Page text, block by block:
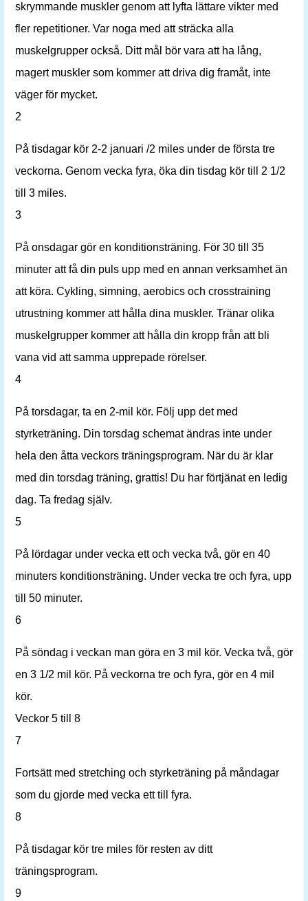
skrymmande muskler genom att lyfta lättare vikter med
fler repetitioner. Var noga med att sträcka alla
muskelgrupper också. Ditt mål bör vara att ha lång,
magert muskler som kommer att driva dig framåt, inte
väger för mycket.
2
På tisdagar kör 2-2 januari /2 miles under de första tre
veckorna. Genom vecka fyra, öka din tisdag kör till 2 1/2
till 3 miles.
3
På onsdagar gör en konditionsträning. För 30 till 35
minuter att få din puls upp med en annan verksamhet än
att köra. Cykling, simning, aerobics och crosstraining
utrustning kommer att hålla dina muskler. Tränar olika
muskelgrupper kommer att hålla din kropp från att bli
vana vid att samma upprepade rörelser.
4
På torsdagar, ta en 2-mil kör. Följ upp det med
styrketräning. Din torsdag schemat ändras inte under
hela den åtta veckors träningsprogram. När du är klar
med din torsdag träning, grattis! Du har förtjänat en ledig
dag. Ta fredag ​​själv.
5
På lördagar under vecka ett och vecka två, gör en 40
minuters konditionsträning. Under vecka tre och fyra, upp
till 50 minuter.
6
På söndag i veckan man göra en 3 mil kör. Vecka två, gör
en 3 1/2 mil kör. På veckorna tre och fyra, gör en 4 mil
kör.
Veckor 5 till 8
7
Fortsätt med stretching och styrketräning på måndagar
som du gjorde med vecka ett till fyra.
8
På tisdagar kör tre miles för resten av ditt
träningsprogram.
9